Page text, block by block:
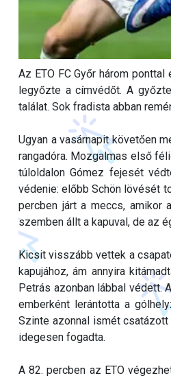
Az ETO FC Győr három
legyőzte a címvédőt. A
találat. Sok fradista abban
Ugyan a vasárnapit követően
rangadóra. Mozgalmas első
túloldalon Gómez fejesét
védenie: előbb Schön lövését
percben járt a meccs, amikor
szemben állt a kapuval, de az
Kicsit visszább vettek a
kapujához, ám annyira
Petrás azonban lábbal védett.
emberként lerántotta a
Szinte azonnal ismét
idegesen fogadta.
A 82. percben az ETO